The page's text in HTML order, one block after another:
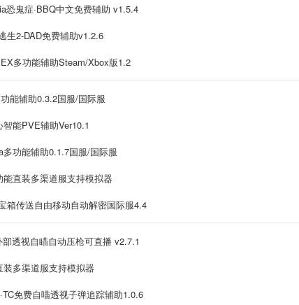
恐鬼症·BBQ中文免费辅助 v1.5.4
生2-DAD免费辅助v1.2.6
多功能辅助Steam/Xbox版1.2
能辅助0.3.2国服/国际服
智能PVE辅助Ver10.1
多功能辅助0.1.7国服/国际服
能直装多渠道服支持模拟器
箱传送自由移动自动解密国际服4.4
部透视自瞄自动压枪可直播 v2.7.1
装多渠道服支持模拟器
免费自喵透视子弹追踪辅助1.0.6